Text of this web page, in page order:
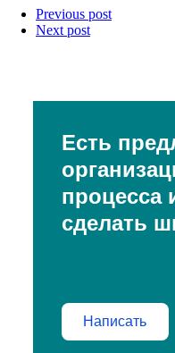
Previous post
Next post
Есть
процесса
сделать
Написать